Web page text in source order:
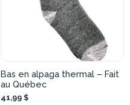
Bas en alpaga thermal – Fait
au Québec
41,99 $